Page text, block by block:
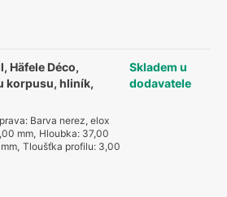
Häfele Déco,
korpusu, hliník,
: Barva nerez, elox
mm, Hloubka: 37,00
, Tloušťka profilu: 3,00
Skladem u
dodavatele